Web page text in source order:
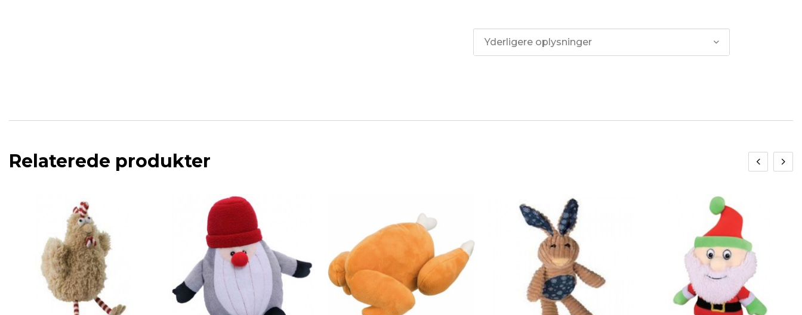
Yderligere oplysninger
Relaterede produkter